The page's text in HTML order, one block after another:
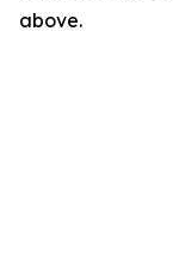
above.